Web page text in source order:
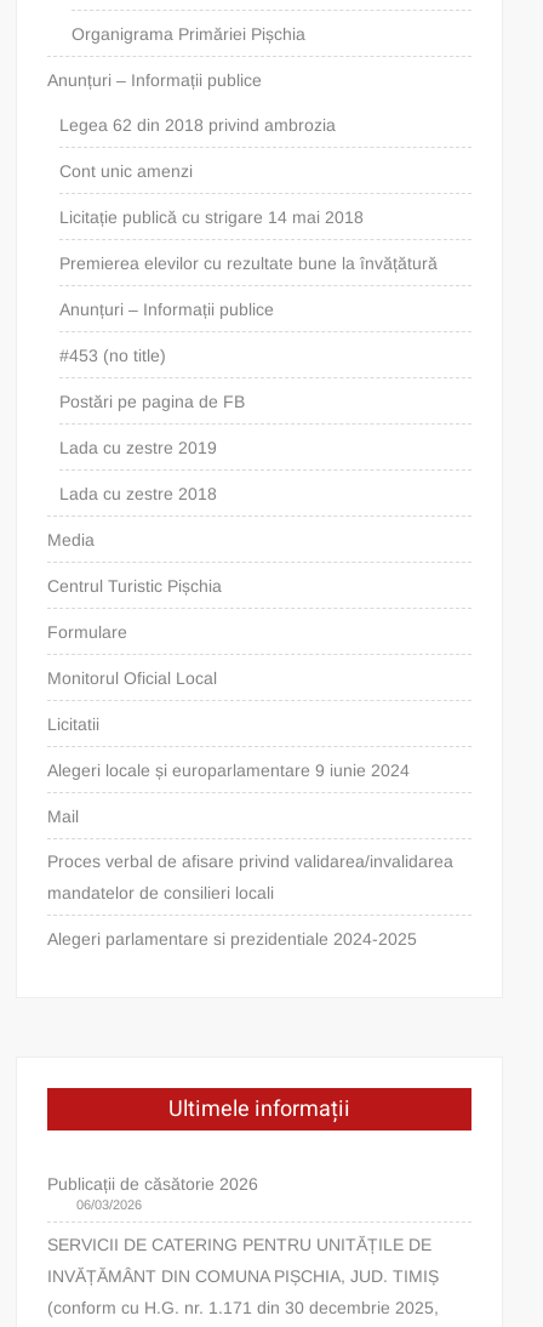
Organigrama Primăriei Pișchia
Anunțuri – Informații publice
Legea 62 din 2018 privind ambrozia
Cont unic amenzi
Licitație publică cu strigare 14 mai 2018
Premierea elevilor cu rezultate bune la învățătură
Anunțuri – Informații publice
#453 (no title)
Postări pe pagina de FB
Lada cu zestre 2019
Lada cu zestre 2018
Media
Centrul Turistic Pișchia
Formulare
Monitorul Oficial Local
Licitatii
Alegeri locale și europarlamentare 9 iunie 2024
Mail
Proces verbal de afisare privind validarea/invalidarea
mandatelor de consilieri locali
Alegeri parlamentare si prezidentiale 2024-2025
Ultimele informații
Publicații de căsătorie 2026
06/03/2026
SERVICII DE CATERING PENTRU UNITĂȚILE DE
INVĂȚĂMÂNT DIN COMUNA PIȘCHIA, JUD. TIMIȘ
(conform cu H.G. nr. 1.171 din 30 decembrie 2025,